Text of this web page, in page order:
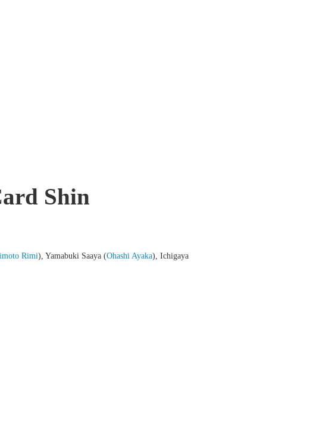
Shin
Rimi), Yamabuki Saaya (Ohashi Ayaka), Ichigaya